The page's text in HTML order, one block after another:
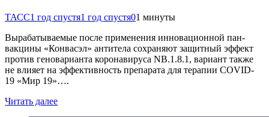
ТАСС1 год спустя1 год спустя01 минуты
Вырабатываемые после применения инновационной пан-
вакцины «Конвасэл» антитела сохраняют защитный эффект
против геноварианта коронавируса NB.1.8.1, вариант также
не влияет на эффективность препарата для терапии COVID-
19 «Мир 19»….
Читать далее